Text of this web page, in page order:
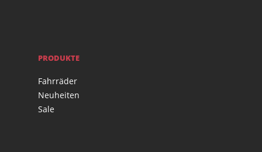
PRODUKTE
Fahrräder
Neuheiten
Sale